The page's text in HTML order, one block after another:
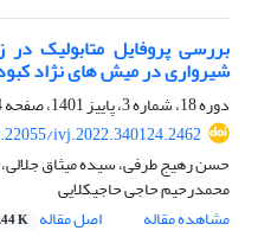
بررسی پروفایل متابولیک
شیرواری در میش های نژاد
دوره 18، شماره 3، پاییز 1401، صفحه
ivj.2022.340124.2462
حسن رهیج طرفی، سیده میثاق
محمدرحیم حاجی حاجیکلایی
مشاهده مقاله
اصل مقاله K